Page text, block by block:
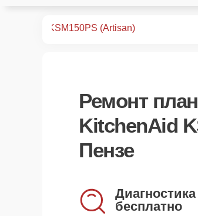
KSM150PS (Artisan)
Ремонт
KitchenAid
Пензе
Диагностика
бесплатно